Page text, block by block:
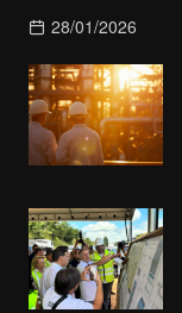
28/01/2026